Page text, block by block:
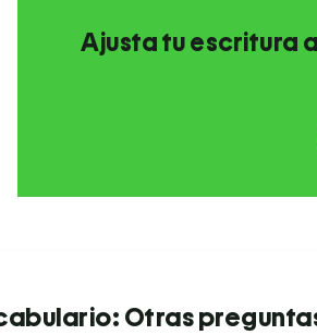
Ajusta tu escritura
Otras